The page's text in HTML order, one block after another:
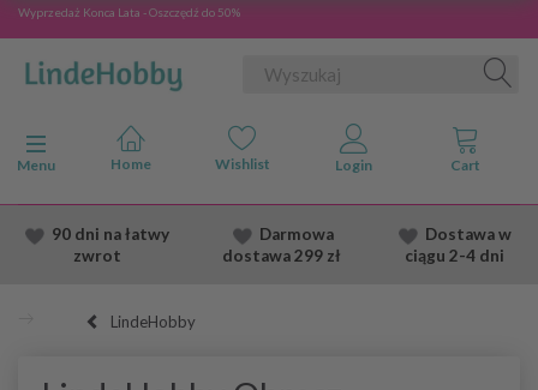
Wyprzedaż Konca Lata - Oszczędź do 50%
Przełącz nawigację
Menu
90 dni na łatwy
zwrot
Darmowa
dostawa299 zł
Dostawaw
ciągu 2-4 dni
LindeHobby